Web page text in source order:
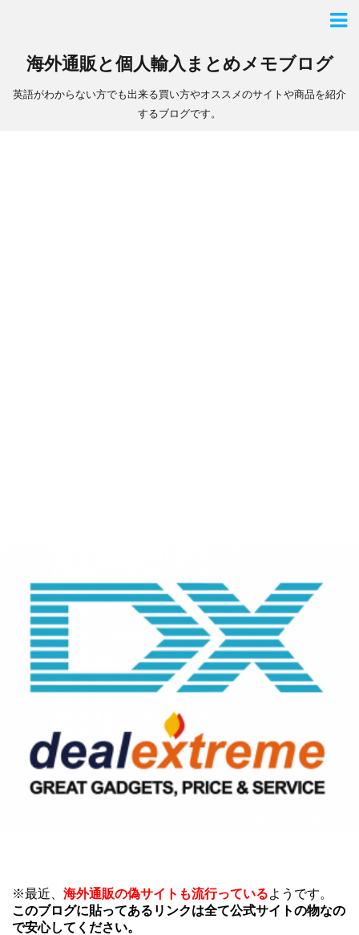
海外通販と個人輸入まとめメモブログ
英語がわからない方でも出来る買い方やオススメのサイトや商品を紹介
するブログです。
※最近、 海外通販の偽サイトも流行っているようです。
このブログに貼ってあるリンクは全て公式サイトの物なの
で安心してください。